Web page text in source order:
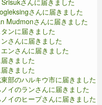
さんに届きました
さんに届きました
Mudmonさんに届きました
ンに届きました
さんに届きました
ンさんに届きました
きました
きました
部のハルキウ市に届きました
イのランさんに届きました
イのヒープさんに届きました